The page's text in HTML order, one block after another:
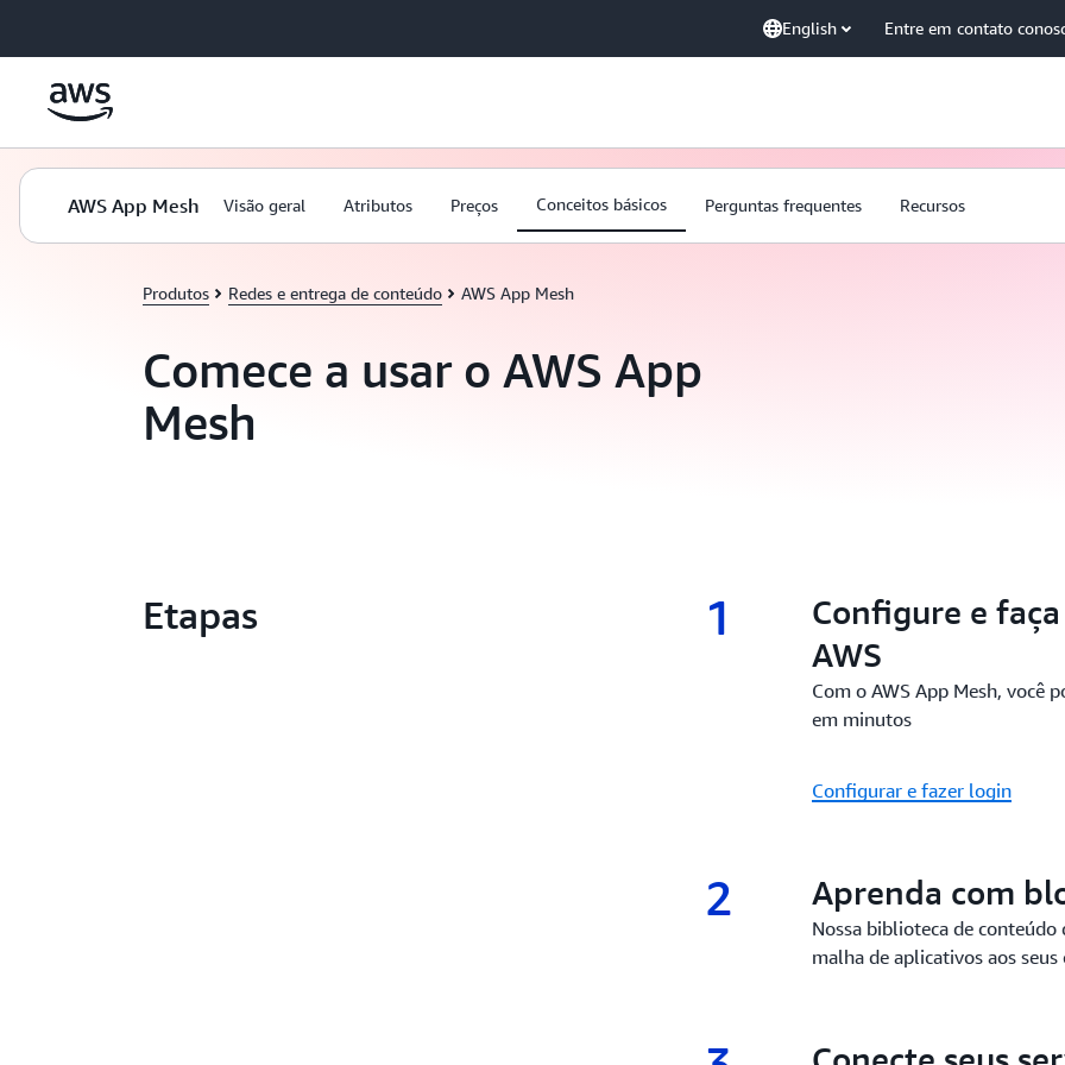
English Entre em contato
AWS App Mesh Visão geral Atributos Preços Conceitos básicos Perguntas frequentes Recursos
Produtos Redes e entrega de conteúdo AWS App Mesh
Comece a usar o AWS App
Mesh
Etapas 1 1.
Configure e
AWS
Com o AWS App Mesh, você
em minutos
Configurar e fazer login
2 2.
Aprenda com
Nossa biblioteca de
malha de aplicativos aos seus